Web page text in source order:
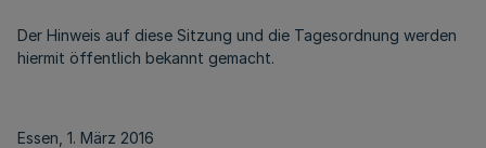
Der Hinweis auf diese Sitzung und die Tagesordnung werden
hiermit öffentlich bekannt gemacht.
Essen, 1. März 2016